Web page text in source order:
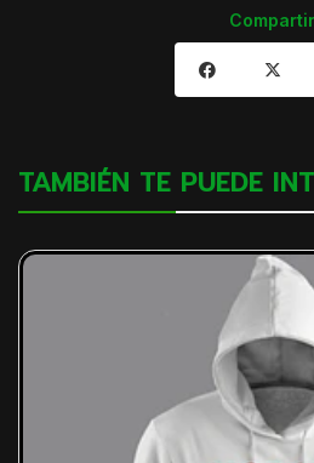
Compartir
TAMBIÉN TE PUEDE